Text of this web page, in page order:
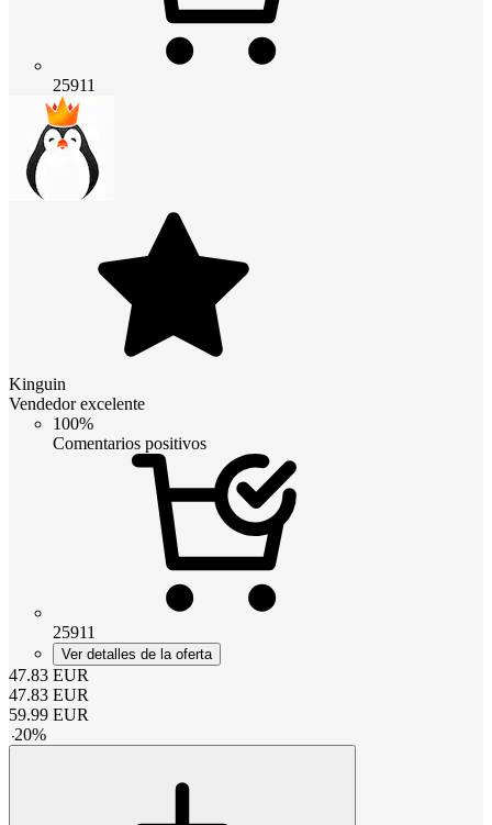
25911
Kinguin
Vendedor excelente
100%
Comentarios positivos
25911
Ver detalles de la oferta
47.83 EUR
47.83 EUR
59.99 EUR
-20%